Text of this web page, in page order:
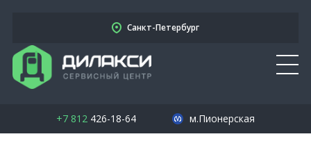
Санкт-Петербург
+7 812426-18-64 м.Пионерская